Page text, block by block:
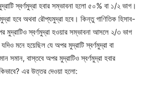
স্বর্ণমুদ্রা হবার সম্ভাবনা হলো ৫০% বা ১/২ ভাগ।
হবে অথবা রৌপ্যমুদ্রা হবে। কিন্তু গাণিতিক হিসাব-
মুদ্রাটিও স্বর্ণমুদ্রা হওয়ার সম্ভাবনা আসলে ২/৩ ভাগ
মনে হয়েছিল যে অপর মুদ্রাটি স্বর্ণমুদ্রা বা
সমান, বাস্তবে অপর মুদ্রাটিও স্বর্ণমুদ্রা হবার
এর উত্তর দেওয়া হলো: